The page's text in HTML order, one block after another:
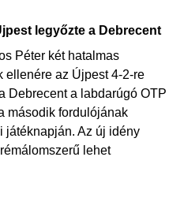
legyőzte a Debrecent
Péter két hatalmas
ellenére az Újpest 4-2-re
Debrecent a labdarúgó OTP
második fordulójának
játéknapján. Az új idény
lehet